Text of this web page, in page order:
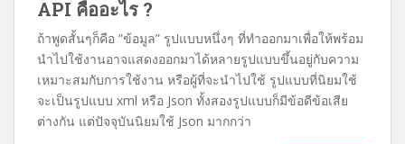
c
b
o
o
k
i
t
t
e
r
n
e
i
l
API คืออะไร ?
ถ้าพูดสั้นๆก็คือ “ข้อมูล” รูปแบบหนึ่งๆ ที่ทำออกมาเพื่อให้พร้อม
นำไปใช้งานอาจแสดงออกมาได้หลายรูปแบบขึ้นอยู่กับความ
เหมาะสมกับการใช้งาน หรือผู้ที่จะนำไปใช้ รูปแบบที่นิยมใช้
จะเป็นรูปแบบ xml หรือ Json ทั้งสองรูปแบบก็มีข้อดีข้อเสีย
ต่างกัน แต่ปัจจุบันนิยมใช้ Json มากกว่า